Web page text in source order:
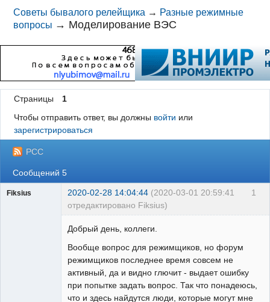
Советы бывалого релейщика → Разные режимные
вопросы → Моделирование ВЭС
Страницы
1
Чтобы отправить ответ, вы должны войти или
зарегистрироваться
РСС
Сообщений 5
1
Fiksius 2020-02-28 14:04:44 (2020-03-01 20:59:41
отредактировано Fiksius)
Добрый день, коллеги.
Вообще вопрос для режимщиков, но форум
режимщиков последнее время совсем не
активный, да и видно глючит - выдает ошибку
при попытке задать вопрос. Так что понадеюсь,
что и здесь найдутся люди, которые могут мне